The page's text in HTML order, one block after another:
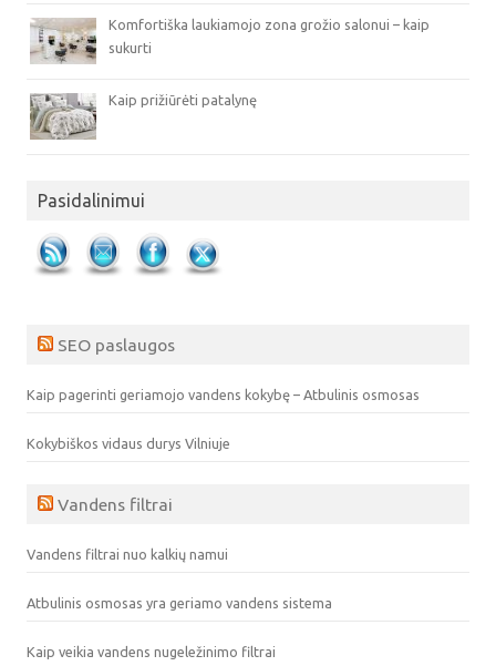
Komfortiška laukiamojo zona grožio salonui – kaip
sukurti
Kaip prižiūrėti patalynę
Pasidalinimui
SEO paslaugos
Kaip pagerinti geriamojo vandens kokybę – Atbulinis osmosas
Kokybiškos vidaus durys Vilniuje
Vandens filtrai
Vandens filtrai nuo kalkių namui
Atbulinis osmosas yra geriamo vandens sistema
Kaip veikia vandens nugeležinimo filtrai